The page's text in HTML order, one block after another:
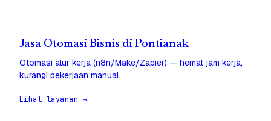
Jasa Otomasi Bisnis di Pontianak
Otomasi alur kerja (n8n/Make/Zapier) — hemat jam kerja,
kurangi pekerjaan manual.
Lihat layanan →